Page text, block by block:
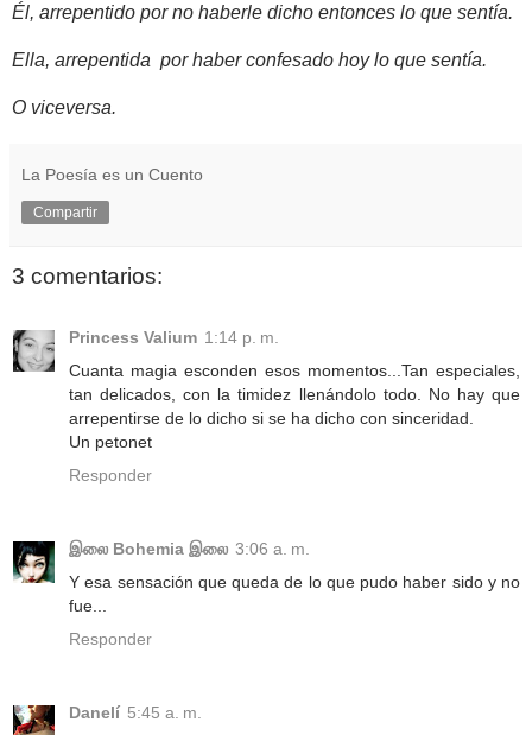
Él, arrepentido por no haberle dicho entonces lo que sentía.
Ella, arrepentida por haber confesado hoy lo que sentía.
O viceversa.
La Poesía es un Cuento
Compartir
3 comentarios:
Princess Valium 1:14 p. m.
Cuanta magia esconden esos momentos...Tan especiales,
tan delicados, con la timidez llenándolo todo. No hay que
arrepentirse de lo dicho si se ha dicho con sinceridad.
Un petonet
Responder
இலை Bohemia இலை 3:06 a. m.
Y esa sensación que queda de lo que pudo haber sido y no
fue...
Responder
Danelí 5:45 a. m.